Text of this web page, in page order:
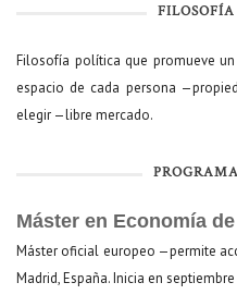
Filosofía política que promueve
espacio de cada persona
elegir —libre mercado.
Máster en Economía
Máster oficial europeo —permite
Madrid, España. Inicia en